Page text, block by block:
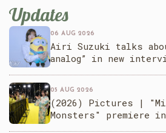
Updates
06 AUG 2026
Airi Suzuki talks
analog” in new
05 AUG 2026
(2026) Pictures |
Monsters" premiere